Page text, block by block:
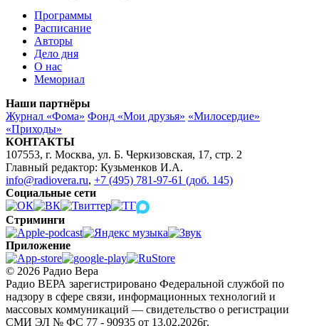
Программы
Расписание
Авторы
Дело дня
О нас
Мемориал
Наши партнёры
Журнал «Фома» Фонд «Мои друзья» «Милосердие»
«Приходы»
КОНТАКТЫ
107553, г. Москва, ул. Б. Черкизовская, 17, стр. 2
Главный редактор: Кузьменков И.А.
info@radiovera.ru, +7 (495) 781-97-61 (доб. 145)
Социальные сети
Стриминги
Приложение
© 2026 Радио Вера
Радио ВЕРА зарегистрировано Федеральной службой по
надзору в сфере связи, информационных технологий и
массовых коммуникаций — свидетельство о регистрации
СМИ ЭЛ № ФС 77 - 90935 от 13.02.2026г.